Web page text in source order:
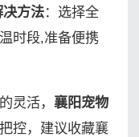
决方法：选择全
时段,准备便携
灵活， 襄阳宠物
控，建议收藏襄